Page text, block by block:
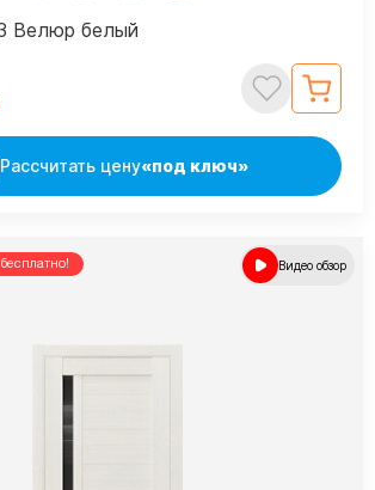
Велюр белый
Рассчитать цену«под ключ»
Видео обзор